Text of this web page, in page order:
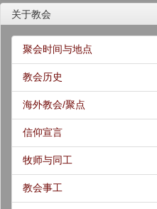
关于教会
聚会时间与地点
教会历史
海外教会/聚点
信仰宣言
牧师与同工
教会事工